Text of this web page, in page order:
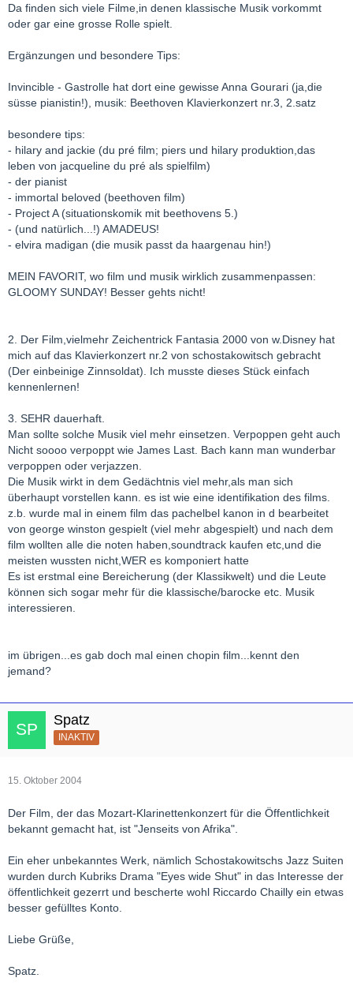
Da finden sich viele Filme,in denen klassische Musik vorkommt
oder gar eine grosse Rolle spielt.
Ergänzungen und besondere Tips:
Invincible - Gastrolle hat dort eine gewisse Anna Gourari (ja,die
süsse pianistin!), musik: Beethoven Klavierkonzert nr.3, 2.satz
besondere tips:
- hilary and jackie (du pré film; piers und hilary produktion,das
leben von jacqueline du pré als spielfilm)
- der pianist
- immortal beloved (beethoven film)
- Project A (situationskomik mit beethovens 5.)
- (und natürlich...!) AMADEUS!
- elvira madigan (die musik passt da haargenau hin!)
MEIN FAVORIT, wo film und musik wirklich zusammenpassen:
GLOOMY SUNDAY! Besser gehts nicht!
2. Der Film,vielmehr Zeichentrick Fantasia 2000 von w.Disney hat
mich auf das Klavierkonzert nr.2 von schostakowitsch gebracht
(Der einbeinige Zinnsoldat). Ich musste dieses Stück einfach
kennenlernen!
3. SEHR dauerhaft.
Man sollte solche Musik viel mehr einsetzen. Verpoppen geht auch
Nicht soooo verpoppt wie James Last. Bach kann man wunderbar
verpoppen oder verjazzen.
Die Musik wirkt in dem Gedächtnis viel mehr,als man sich
überhaupt vorstellen kann. es ist wie eine identifikation des films.
z.b. wurde mal in einem film das pachelbel kanon in d bearbeitet
von george winston gespielt (viel mehr abgespielt) und nach dem
film wollten alle die noten haben,soundtrack kaufen etc,und die
meisten wussten nicht,WER es komponiert hatte
Es ist erstmal eine Bereicherung (der Klassikwelt) und die Leute
können sich sogar mehr für die klassische/barocke etc. Musik
interessieren.
im übrigen...es gab doch mal einen chopin film...kennt den
jemand?
Spatz
INAKTIV
15. Oktober 2004
Der Film, der das Mozart-Klarinettenkonzert für die Öffentlichkeit
bekannt gemacht hat, ist "Jenseits von Afrika".
Ein eher unbekanntes Werk, nämlich Schostakowitschs Jazz Suiten
wurden durch Kubriks Drama "Eyes wide Shut" in das Interesse der
öffentlichkeit gezerrt und bescherte wohl Riccardo Chailly ein etwas
besser gefülltes Konto.
Liebe Grüße,
Spatz.